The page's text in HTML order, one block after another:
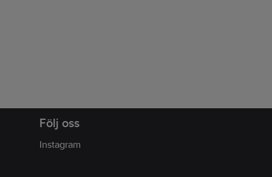
Följ oss
Instagram